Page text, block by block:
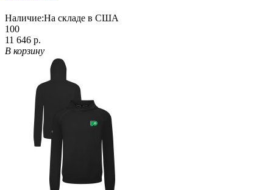
Наличие:На складе в США
100
11 646 р.
В корзину